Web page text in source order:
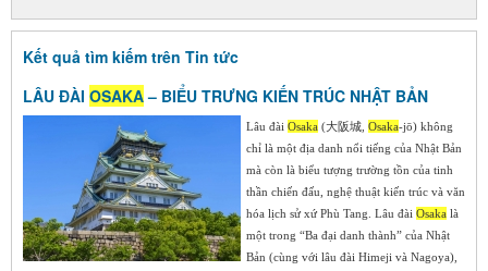
Kết quả tìm kiếm trên Tin tức
LÂU ĐÀI OSAKA– BIỂU TRƯNG KIẾN TRÚC NHẬT BẢN
Lâu đài Osaka (大阪城, Osaka-jō) không
chỉ là một địa danh nổi tiếng của Nhật Bản
mà còn là biểu tượng trường tồn của tinh
thần chiến đấu, nghệ thuật kiến trúc và văn
hóa lịch sử xứ Phù Tang. Lâu đài Osaka là
một trong “Ba đại danh thành” của Nhật
Bản (cùng với lâu đài Himeji và Nagoya),